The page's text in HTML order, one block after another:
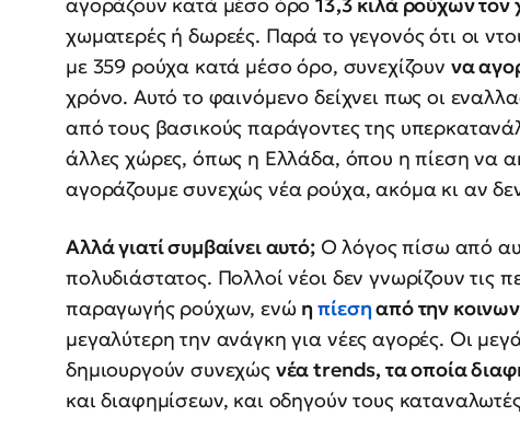
χωματερές ή δωρεές. Παρά το γεγονός ότι οι
με 359 ρούχα κατά μέσο όρο, συνεχίζουν να
χρόνο. Αυτό το φαινόμενο δείχνει πως οι
από τους βασικούς παράγοντες της
άλλες χώρες, όπως η Ελλάδα, όπου η πίεση να
αγοράζουμε συνεχώς νέα ρούχα, ακόμα κι αν
Αλλά γιατί συμβαίνει αυτό;Ο λόγος πίσω από
πολυδιάστατος. Πολλοί νέοι δεν γνωρίζουν τις
παραγωγής ρούχων, ενώ ηπίεσηαπό την
μεγαλύτερη την ανάγκη για νέες αγορές. Οι
δημιουργούν συνεχώς νέα trends, τα οποία
και διαφημίσεων, και οδηγούν τους